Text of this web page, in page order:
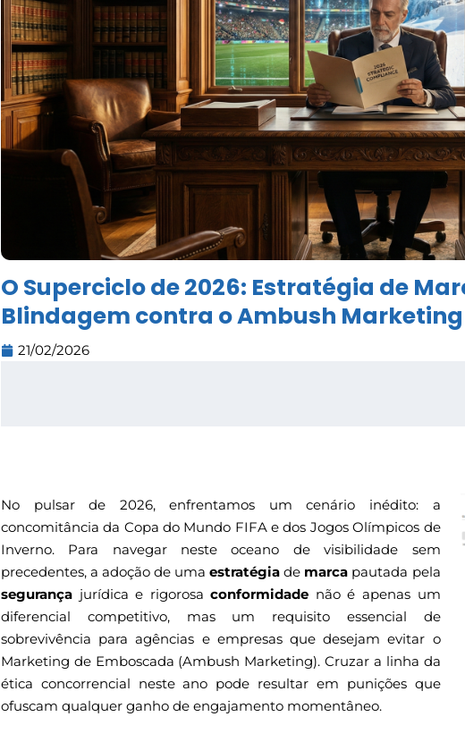
O Superciclo de 2026: Estratégia de
Blindagem contra o Ambush Marketing
21/02/2026
No pulsar de 2026, enfrentamos um cenário inédito: a
concomitância da Copa do Mundo FIFA e dos Jogos Olímpicos de
Inverno. Para navegar neste oceano de visibilidade sem
precedentes, a adoção de umaestratégia de marca pautada pela
segurança jurídica e rigorosaconformidade não é apenas um
diferencial competitivo, mas um requisito essencial de
sobrevivência para agências e empresas que desejam evitar o
Marketing de Emboscada (Ambush Marketing). Cruzar a linha da
ética concorrencial neste ano pode resultar em punições que
ofuscam qualquer ganho de engajamento momentâneo.